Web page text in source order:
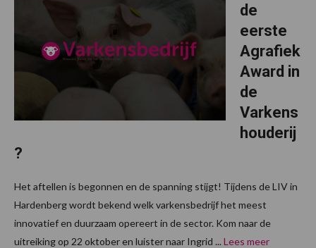
de
eerste
Agrafiek
Award in
de
Varkens
houderij
?
Het aftellen is begonnen en de spanning stijgt! Tijdens de LIV in
Hardenberg wordt bekend welk varkensbedrijf het meest
innovatief en duurzaam opereert in de sector. Kom naar de
uitreiking op 22 oktober en luister naar Ingrid ... Lees meer